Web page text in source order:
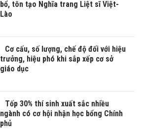
bổ, tôn tạo Nghĩa trang Liệt sĩ Việt-
Lào
Cơ cấu, số lượng, chế độ đối với hiệu
trưởng, hiệu phó khi sắp xếp cơ sở
giáo dục
Tốp 30% thí sinh xuất sắc nhiều
ngành có cơ hội nhận học bổng Chính
phủ